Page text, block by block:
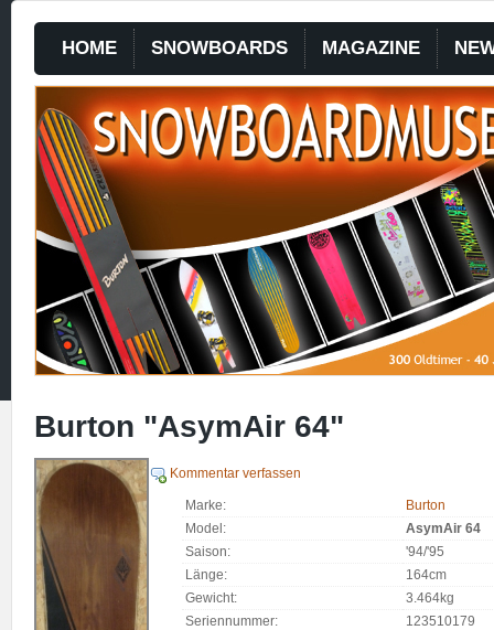
HOME SNOWBOARDS MAGAZINE
Burton "AsymAir 64"
Kommentar verfassen
Marke:
Burton
Model:
AsymAir 64
Saison:
'94/'95
Länge:
164cm
Gewicht:
3.464kg
Seriennummer:
123510179